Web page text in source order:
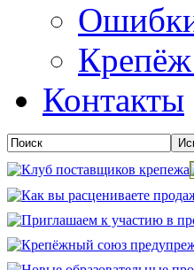
Контакты